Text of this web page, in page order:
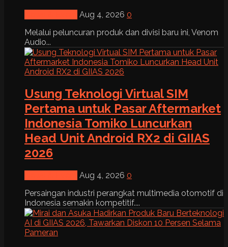
Aug 4, 2026 0
Melalui peluncuran produk dan divisi baru ini, Venom
Audio...
Usung Teknologi Virtual SIM
Pertama untuk Pasar Aftermarket
Indonesia Tomiko Luncurkan
Head Unit Android RX2 di GIIAS
2026
Aug 4, 2026 0
Persaingan industri perangkat multimedia otomotif di
Indonesia semakin kompetitif....